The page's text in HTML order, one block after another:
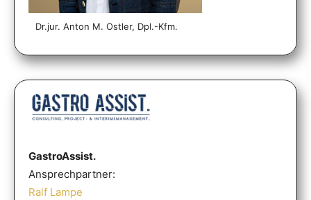
Dr.jur. Anton M. Ostler, Dpl.-Kfm.
GastroAssist.
Ansprechpartner:
Ralf Lampe